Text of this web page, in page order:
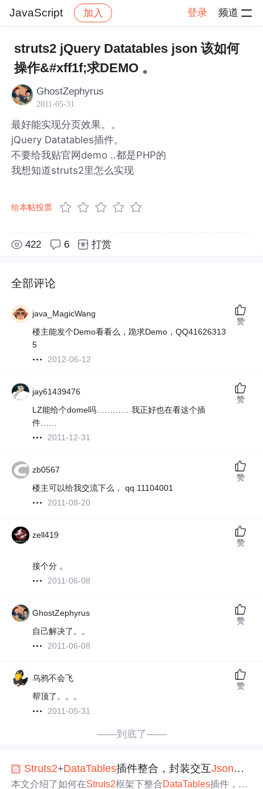
JavaScript 加入 登录 频道
社区 JavaScript 帖子详情
struts2 jQuery Datatables json 该如何
操作&#xff1f;求DEMO 。
GhostZephyrus
2011-05-31
最好能实现分页效果。。
jQuery Datatables插件。
不要给我贴官网demo ..都是PHP的
我想知道struts2里怎么实现
给本帖投票
422 6 打赏
全部评论
java_MagicWang
楼主能发个Demo看看么，跪求Demo，QQ41626313
5
2012-06-12
赞
jay61439476
LZ能给个dome吗………… 我正好也在看这个插
件……
2011-12-31
赞
zb0567
楼主可以给我交流下么， qq 11104001
2011-08-20
赞
zell419
接个分 。
2011-06-08
赞
GhostZephyrus
自己解决了。。
2011-06-08
赞
乌鸦不会飞
帮顶了。。。
2011-05-31
赞
——到底了——
Struts2+DataTables插件整合，封装交互Json数据
本文介绍了如何在Struts2框架下整合DataTables插件，简